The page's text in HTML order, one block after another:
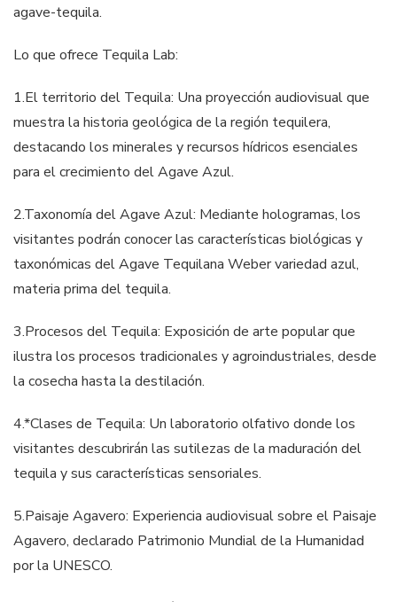
agave-tequila.
Lo que ofrece Tequila Lab:
1.​El territorio del Tequila: Una proyección audiovisual que
muestra la historia geológica de la región tequilera,
destacando los minerales y recursos hídricos esenciales
para el crecimiento del Agave Azul.
2.​Taxonomía del Agave Azul: Mediante hologramas, los
visitantes podrán conocer las características biológicas y
taxonómicas del Agave Tequilana Weber variedad azul,
materia prima del tequila.
3.​Procesos del Tequila: Exposición de arte popular que
ilustra los procesos tradicionales y agroindustriales, desde
la cosecha hasta la destilación.
4.​*Clases de Tequila: Un laboratorio olfativo donde los
visitantes descubrirán las sutilezas de la maduración del
tequila y sus características sensoriales.
5.​Paisaje Agavero: Experiencia audiovisual sobre el Paisaje
Agavero, declarado Patrimonio Mundial de la Humanidad
por la UNESCO.